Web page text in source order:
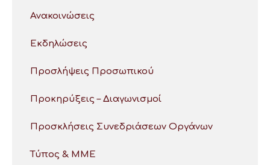
Ανακοινώσεις
Εκδηλώσεις
Προσλήψεις Προσωπικού
Προκηρύξεις – Διαγωνισμοί
Προσκλήσεις Συνεδριάσεων Οργάνων
Τύπος & ΜΜΕ